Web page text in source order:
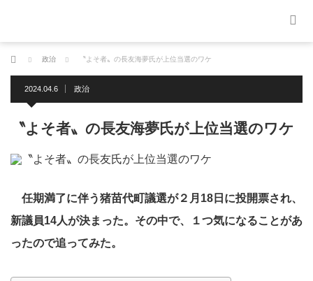
ホーム 政治 〝よそ者〟の長友海夢氏が上位当選のワケ
2024.04.6 政治
〝よそ者〟の長友海夢氏が上位当選のワケ
任期満了に伴う猪苗代町議選が２月18日に投開票され、
新議員14人が決まった。その中で、１つ気になることがあ
ったので追ってみた。